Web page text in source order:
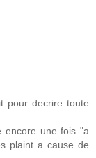
pour decrire toute
encore une fois "a
plaint a cause de